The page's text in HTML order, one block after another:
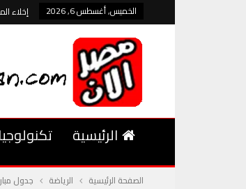
الخميس, أغسطس 6, 2026 إخلاء
الرئيسية تكنولوجيا
الصفحة الرئيسية الرياضة جدول مباريات اليوم 30